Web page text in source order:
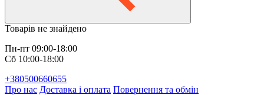
Товарів не знайдено
Пн-пт 09:00-18:00
Сб 10:00-18:00
+380500660655
Про нас Доставка і оплата Повернення та обмін